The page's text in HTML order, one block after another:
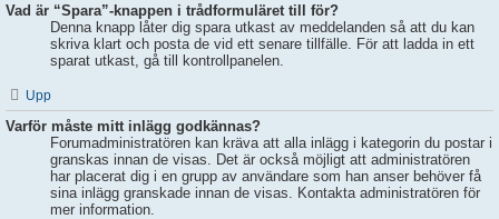
Vad är “Spara”-knappen i trådformuläret till för?
Denna knapp låter dig spara utkast av meddelanden så att du kan
skriva klart och posta de vid ett senare tillfälle. För att ladda in ett
sparat utkast, gå till kontrollpanelen.
Upp
Varför måste mitt inlägg godkännas?
Forumadministratören kan kräva att alla inlägg i kategorin du postar i
granskas innan de visas. Det är också möjligt att administratören
har placerat dig i en grupp av användare som han anser behöver få
sina inlägg granskade innan de visas. Kontakta administratören för
mer information.